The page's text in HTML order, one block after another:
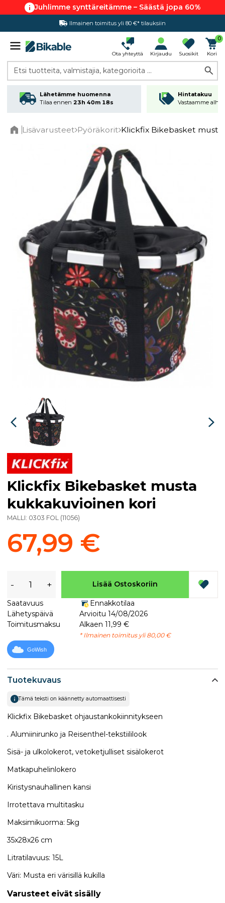
Juhlimme synttäreitämme – Säästä jopa 60%
Ota yhteyttä Kirjaudu Suosikit
0
Kori
Etsi tuotteita, valmistajia, kategorioita ...
Lähetämme huomenna
Tilaa ennen 23h 40m 18s
Hintatakuu
Vastaamme
Lisävarusteet Pyöräkorit Klickfix Bikebasket
Tuotekuvaus
Tämä teksti on käännetty automaattisesti
Klickfix Bikebasket ohjaustankokiinnitykseen
. Alumiinirunko ja Reisenthel-tekstiililook
Sisä- ja ulkolokerot, vetoketjulliset sisälokerot
Matkapuhelinlokero
Kiristysnauhallinen kansi
Irrotettava multitasku
Maksimikuorma: 5kg
35x28x26 cm
Litratilavuus: 15L
Väri: Musta eri värisillä kukilla
Varusteet eivät sisälly
Klickfix Bikebasket musta
kukkakuvioinen kori
MALLI: 0303 FOL (11056)
67,99 €
- + Lisää Ostoskoriin
Saatavuus
Ennakkotilaa
Lähetyspäivä
Arvioitu 14/08/2026
Toimitusmaksu
Alkaen 11,99 €
* Ilmainen toimitus yli 80,00 €
GoWish